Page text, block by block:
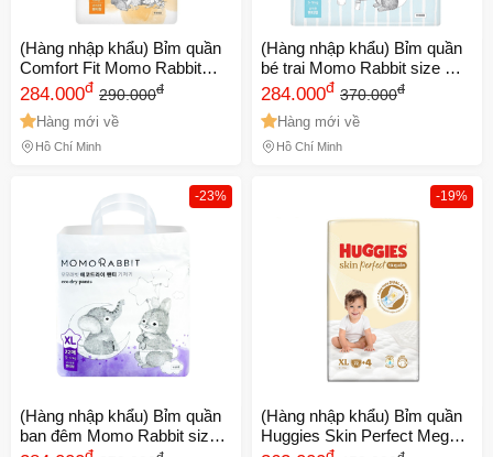
(Hàng nhập khẩu) Bỉm quần
Comfort Fit Momo Rabbit
size XXL trên 15kg
284.000đ 290.000đ
Hàng mới về
Hồ Chí Minh
(Hàng nhập khẩu) Bỉm quần
bé trai Momo Rabbit size M
5-9kg
284.000đ 370.000đ
Hàng mới về
Hồ Chí Minh
-23%
(Hàng nhập khẩu) Bỉm quần
ban đêm Momo Rabbit size
-19%
(Hàng nhập khẩu) Bỉm quần
Huggies Skin Perfect Mega